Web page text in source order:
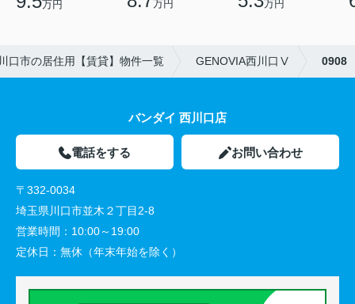
万円 万円 万円
口市の居住用【賃貸】物件一覧 GENOVIA西川口Ⅴ 0908
バンダイ 西川口店
電話をする お問い合わせ
〒332-0034
埼玉県川口市並木２丁目2-8
営業時間： 10:00～19:00
定休日： 無休（年末年始を除く）